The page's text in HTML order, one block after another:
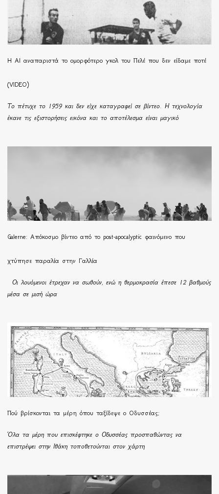
Η ΑΙ αναπαριστά το ομορφότερο γκολ του Πελέ που δεν είδαμε ποτέ
(VIDEO)
Το πέτυχε το 1959 και δεν είχε καταγραφεί σε βίντεο. Η τεχνολογία
έκανε τις εξιστορήσεις εικόνα και το αποτέλεσμα είναι μαγικό
Galerne: Απόκοσμο βίντεο από το post-apocalyptic φαινόμενο που
χτύπησε παραλία στην Γαλλία
Οι λουόμενοι έτρεχαν να σωθούν, ενώ η θερμοκρασία έπεσε 12 βαθμούς
μέσα σε μισή ώρα
Πού βρίσκονται τα μέρη όπου ταξίδεψε ο Οδυσσέας;
Όλα τα μέρη που επισκέφτηκε ο Οδυσσέας προσπαθώντας να
επιστρέψει στην Ιθάκη τοποθετούνται στον χάρτη